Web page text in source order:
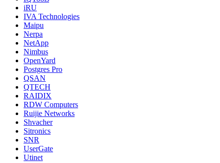
iRU
IVA Technologies
Maipu
Nerpa
NetApp
Nimbus
OpenYard
Postgres Pro
QSAN
QTECH
RAIDIX
RDW Computers
Ruijie Networks
Shvacher
Sitronics
SNR
UserGate
Utinet